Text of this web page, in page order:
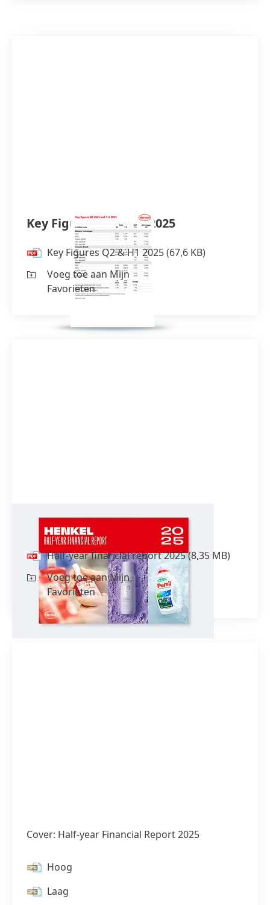
Key Figures Q2 & H1 2025
Key Figures Q2 & H1 2025(67,6 KB)
Voeg toe aan Mijn
Favorieten
Half-year financial report 2025
Half-year financial report 2025(8,35 MB)
Voeg toe aan Mijn
Favorieten
Cover: Half-year Financial Report 2025
Hoog
Laag